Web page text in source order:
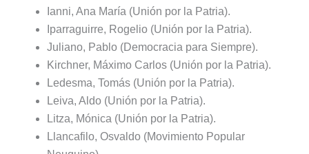
Ianni, Ana María (Unión por la Patria).
Iparraguirre, Rogelio (Unión por la Patria).
Juliano, Pablo (Democracia para Siempre).
Kirchner, Máximo Carlos (Unión por la Patria).
Ledesma, Tomás (Unión por la Patria).
Leiva, Aldo (Unión por la Patria).
Litza, Mónica (Unión por la Patria).
Llancafilo, Osvaldo (Movimiento Popular